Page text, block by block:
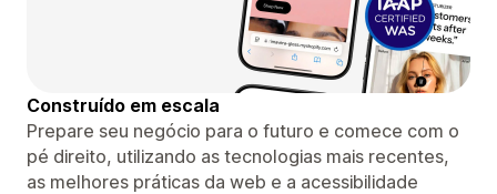
Construído em escala
Prepare seu negócio para o futuro e comece com o
pé direito, utilizando as tecnologias mais recentes,
as melhores práticas da web e a acessibilidade